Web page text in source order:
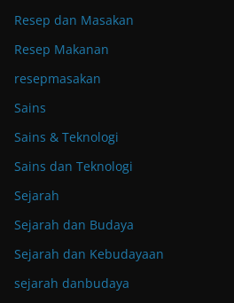
Resep dan Masakan
Resep Makanan
resepmasakan
Sains
Sains & Teknologi
Sains dan Teknologi
Sejarah
Sejarah dan Budaya
Sejarah dan Kebudayaan
sejarah danbudaya